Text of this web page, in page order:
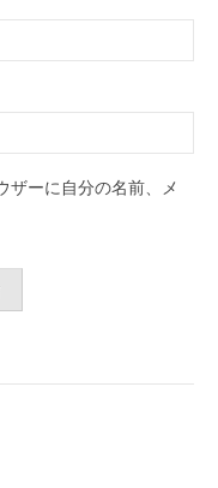
ザーに自分の名前、メ